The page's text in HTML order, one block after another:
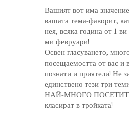
Вашият вот има
вашата тема-фаворит,
нея, всяка година от 1-
ми февруари!
Освен гласуването,
посещаемостта от вас и
познати и приятели! Не
единствено тези три
НАЙ-МНОГО
класират в тройката!